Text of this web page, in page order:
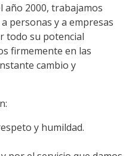
año 2000, trabajamos
personas y a empresas
todo su potencial
firmemente en las
cambio y
y humildad.